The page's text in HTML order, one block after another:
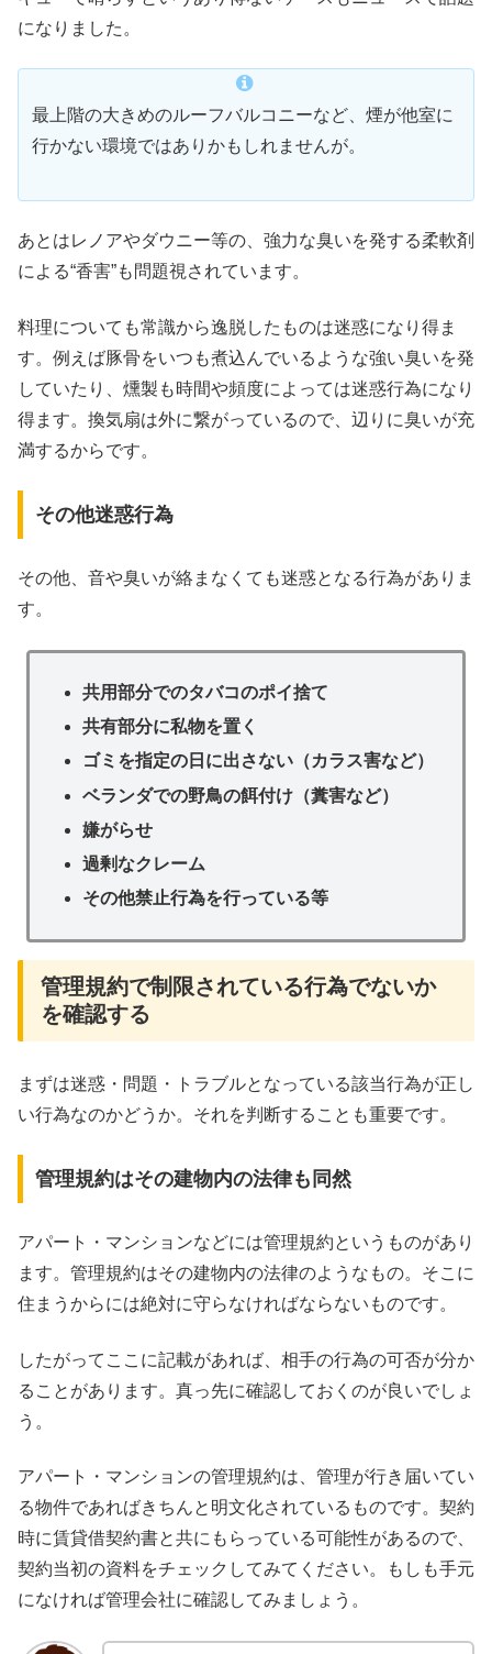
になりました。
最上階の大きめのルーフバルコニーなど、煙が他室に
行かない環境ではありかもしれませんが。
あとはレノアやダウニー等の、強力な臭いを発する柔軟剤
による“香害”も問題視されています。
料理についても常識から逸脱したものは迷惑になり得ま
す。例えば豚骨をいつも煮込んでいるような強い臭いを発
していたり、燻製も時間や頻度によっては迷惑行為になり
得ます。換気扇は外に繋がっているので、辺りに臭いが充
満するからです。
その他迷惑行為
その他、音や臭いが絡まなくても迷惑となる行為がありま
す。
共用部分でのタバコのポイ捨て
共有部分に私物を置く
ゴミを指定の日に出さない（カラス害など）
ベランダでの野鳥の餌付け（糞害など）
嫌がらせ
過剰なクレーム
その他禁止行為を行っている等
管理規約で制限されている行為でないか
を確認する
まずは迷惑・問題・トラブルとなっている該当行為が正し
い行為なのかどうか。それを判断することも重要です。
管理規約はその建物内の法律も同然
アパート・マンションなどには管理規約というものがあり
ます。管理規約はその建物内の法律のようなもの。そこに
住まうからには絶対に守らなければならないものです。
したがってここに記載があれば、相手の行為の可否が分か
ることがあります。真っ先に確認しておくのが良いでしょ
う。
アパート・マンションの管理規約は、管理が行き届いてい
る物件であればきちんと明文化されているものです。契約
時に賃貸借契約書と共にもらっている可能性があるので、
契約当初の資料をチェックしてみてください。もしも手元
になければ管理会社に確認してみましょう。